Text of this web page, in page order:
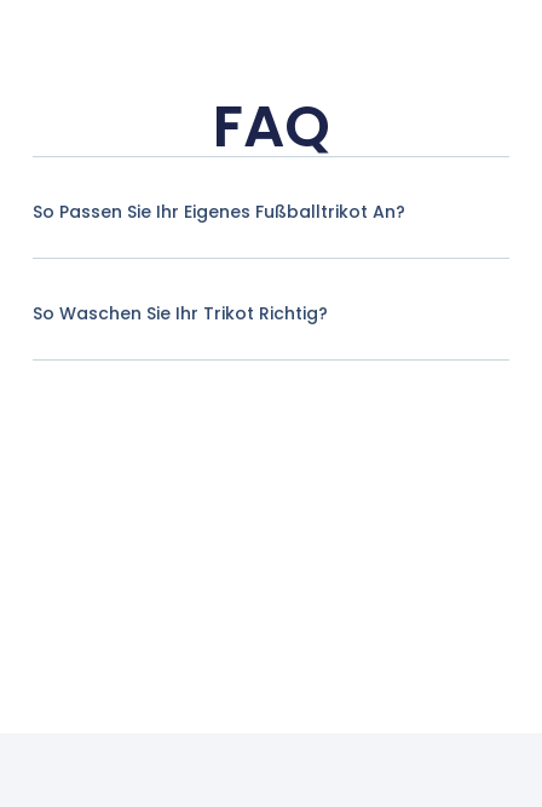
FAQ
So Passen Sie Ihr Eigenes Fußballtrikot An?
So Waschen Sie Ihr Trikot Richtig?